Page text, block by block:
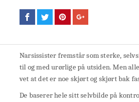
Narsissister fremstår som sterke,
til og med urørlige på utsiden. Men
vet at det er noe skjørt og skjørt bak
De baserer hele sitt selvbilde på